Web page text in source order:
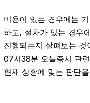
비용이 있는 경우에는
하고, 절차가 있는 경우
진행되는지 살펴보는
07시38분 오늘증시 관
현재 상황에 맞는 판단